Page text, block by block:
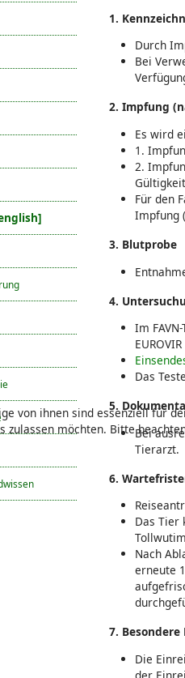
1.
Durch
Bei
2. Impfung
Es wird
1.
2.
Für den
Impfung
3. Blutprobe
4.
Im
Das
5.
Bei
Tierarzt.
6.
Das Tier
Nach
erneute
7.
Die
von ihnen sind essenziell für
zulassen möchten. Bitte